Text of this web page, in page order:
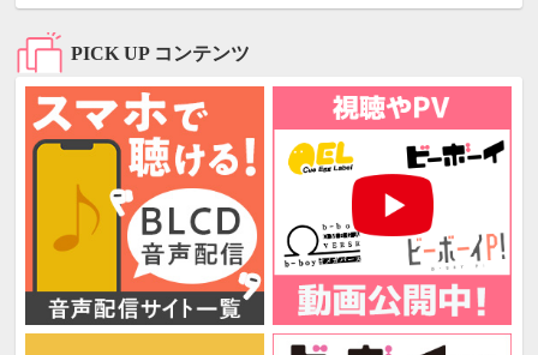
PICK UP コンテンツ